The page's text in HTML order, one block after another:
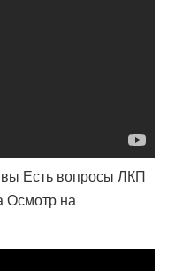
Есть вопросы ЛКП
Осмотр на